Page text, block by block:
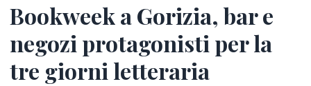
Bookweek a Gorizia, bar e
negozi protagonisti per la
tre giorni letteraria